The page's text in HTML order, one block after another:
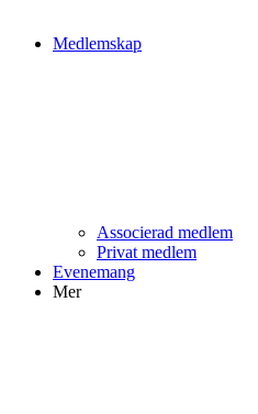
Medlemskap
Associerad medlem
Privat medlem
Evenemang
Mer